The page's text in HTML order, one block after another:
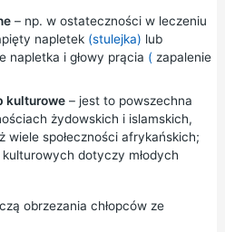
– np. w ostateczności w leczeniu
napletek (stulejka) lub
napletka i głowy prącia ( zapalenie
kulturowe– jest to powszechna
żydowskich i islamskich,
wiele społeczności afrykańskich;
dotyczy młodych
obrzezania chłopców ze